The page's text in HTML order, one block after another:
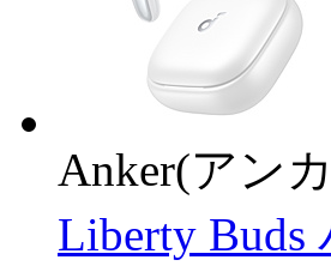
Anker(アン
Liberty Buds